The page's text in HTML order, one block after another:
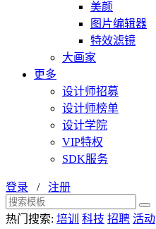
美颜
图片编辑器
特效滤镜
大画家
更多
设计师招募
设计师榜单
设计学院
VIP特权
SDK服务
登录 / 注册
热门搜索: 培训 科技 招聘 活动